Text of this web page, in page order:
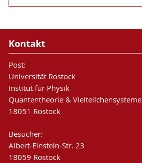
Kontakt
Post:
Universität Rostock
Institut für Physik
Quantentheorie & Vielteilchensysteme
18051 Rostock
Besucher:
Albert-Einstein-Str. 23
18059 Rostock